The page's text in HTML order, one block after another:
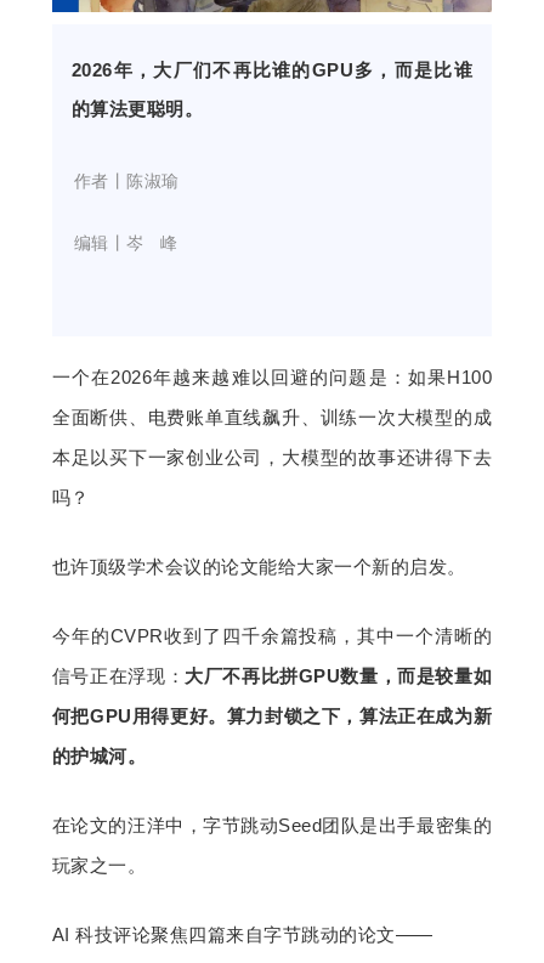
活
题
爱
机
2026年，大厂们不再比谁的GPU多，而是比谁
的算法更聪明。
作者丨陈淑瑜
编辑丨岑   峰
一个在2026年越来越难以回避的问题是：如果H100
全面断供、电费账单直线飙升、训练一次大模型的成
本足以买下一家创业公司，大模型的故事还讲得下去
吗？
也许顶级学术会议的论文能给大家一个新的启发。
今年的CVPR收到了四千余篇投稿，其中一个清晰的
信号正在浮现： 大厂不再比拼GPU数量，而是较量如
何把GPU用得更好。算力封锁之下，算法正在成为新
的护城河。
在论文的汪洋中，字节跳动Seed团队是出手最密集的
玩家之一。
AI 科技评论聚焦四篇来自字节跳动的论文——